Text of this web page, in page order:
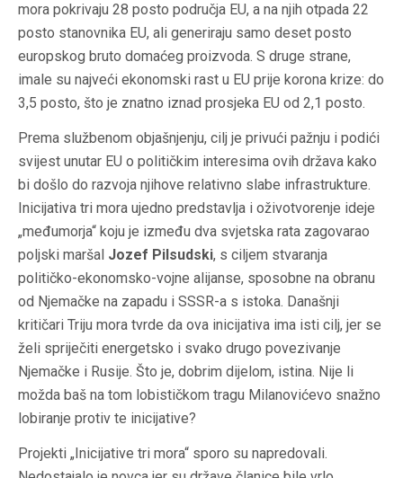
mora pokrivaju 28 posto područja EU, a na njih otpada 22
posto stanovnika EU, ali generiraju samo deset posto
europskog bruto domaćeg proizvoda. S druge strane,
imale su najveći ekonomski rast u EU prije korona krize: do
3,5 posto, što je znatno iznad prosjeka EU od 2,1 posto.
Prema službenom objašnjenju, cilj je privući pažnju i podići
svijest unutar EU o političkim interesima ovih država kako
bi došlo do razvoja njihove relativno slabe infrastrukture.
Inicijativa tri mora ujedno predstavlja i oživotvorenje ideje
„međumorja“ koju je između dva svjetska rata zagovarao
poljski maršal Jozef Pilsudski, s ciljem stvaranja
političko-ekonomsko-vojne alijanse, sposobne na obranu
od Njemačke na zapadu i SSSR-a s istoka. Današnji
kritičari Triju mora tvrde da ova inicijativa ima isti cilj, jer se
želi spriječiti energetsko i svako drugo povezivanje
Njemačke i Rusije. Što je, dobrim dijelom, istina. Nije li
možda baš na tom lobističkom tragu Milanovićevo snažno
lobiranje protiv te inicijative?
Projekti „Inicijative tri mora“ sporo su napredovali.